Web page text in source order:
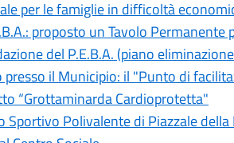
per le famiglie in difficoltà
proposto un Tavolo Permanente
del P.E.B.A. (piano
presso il Municipio: il "Punto di
“Grottaminarda Cardioprotetta"
Polivalente di Piazzale della